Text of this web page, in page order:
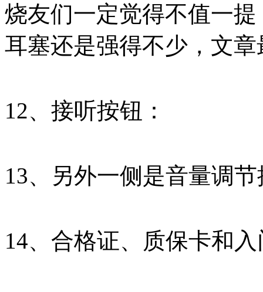
烧友们一定觉得不值一
耳塞还是强得不少，文
12、接听按钮：
13、另外一侧是音量调
14、合格证、质保卡和